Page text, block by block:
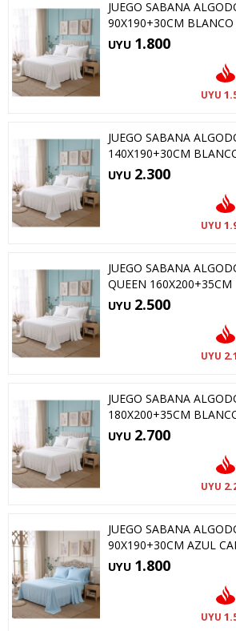
JUEGO SABANA
90X190+30CM
UYU 1.800
UYU
JUEGO SABANA
140X190+30CM
UYU 2.300
UYU
JUEGO SABANA
QUEEN
UYU 2.500
UYU
JUEGO SABANA
180X200+35CM
UYU 2.700
UYU
JUEGO SABANA
90X190+30CM AZUL
UYU 1.800
UYU